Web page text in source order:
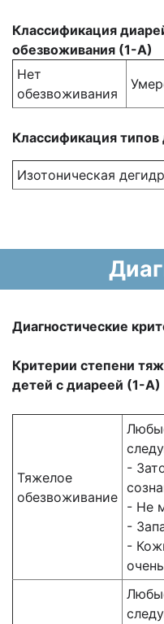
Классификация
обезвоживания (1-А)
Нет
обезвоживания
Классификация
Изотоническая
Диагностические
Критерии степени
детей с диареей (1-А)
Тяжелое
обезвоживание
-
- Не
-
-